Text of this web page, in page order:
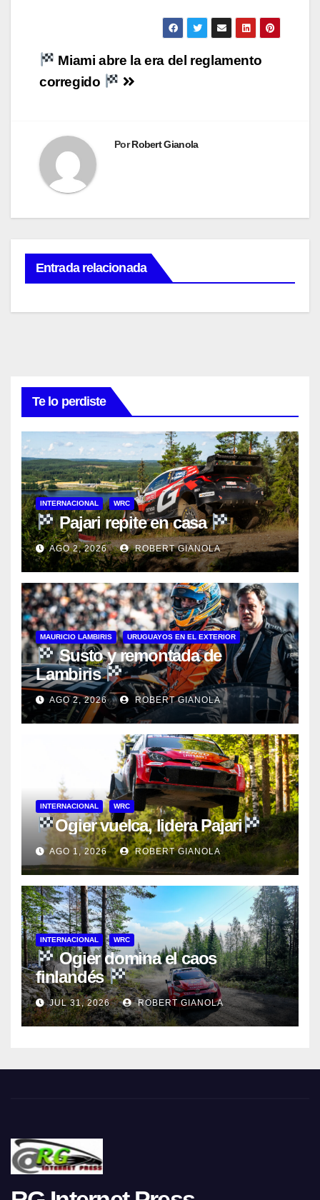
Navegación
de
Miami abre la era del reglamento
corregido
PorRobert Gianola
Entrada relacionada
Te lo perdiste
INTERNACIONAL WRC
Pajari repite en casa
AGO 2, 2026 ROBERT GIANOLA
MAURICIO LAMBIRIS URUGUAYOS EN EL EXTERIOR
Susto y remontada de
Lambiris
AGO 2, 2026 ROBERT GIANOLA
INTERNACIONAL WRC
Ogier vuelca, lidera Pajari
AGO 1, 2026 ROBERT GIANOLA
INTERNACIONAL WRC
Ogier domina el caos
finlandés
JUL 31, 2026 ROBERT GIANOLA